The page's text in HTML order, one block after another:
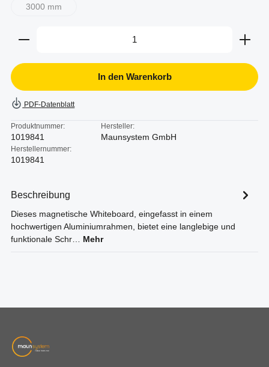
3000 mm
Produkt Anzahl: Gib den gewünschten Wert ein
In den Warenkorb
PDF-Datenblatt
Produktnummer:
1019841
Hersteller:
Maunsystem GmbH
Herstellernummer:
1019841
Beschreibung
Dieses magnetische Whiteboard, eingefasst in einem
hochwertigen Aluminiumrahmen, bietet eine langlebige und
funktionale Schr… Mehr